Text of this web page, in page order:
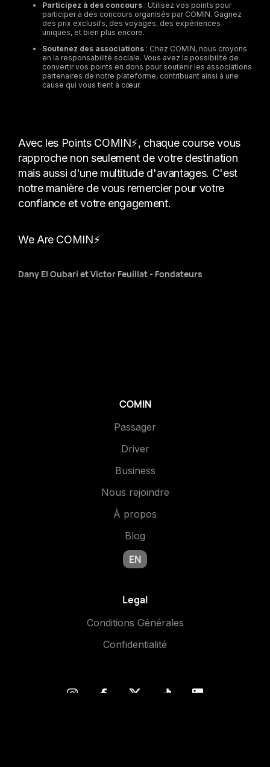
Participez à des concours : Utilisez vos points pour
participer à des concours organisés par COMIN. Gagnez
des prix exclusifs, des voyages, des expériences
uniques, et bien plus encore.
Soutenez des associations : Chez COMIN, nous croyons
en la responsabilité sociale. Vous avez la possibilité de
convertir vos points en dons pour soutenir les associations
partenaires de notre plateforme, contribuant ainsi à une
cause qui vous tient à cœur.
Avec les Points COMIN⚡️, chaque course vous
rapproche non seulement de votre destination
mais aussi d'une multitude d'avantages. C'est
notre manière de vous remercier pour votre
confiance et votre engagement.
We Are COMIN⚡️
Dany El Oubari et Victor Feuillat - Fondateurs
COMIN
Passager
Driver
Business
Nous rejoindre
À propos
Blog
EN
Legal
Conditions Générales
Confidentialité